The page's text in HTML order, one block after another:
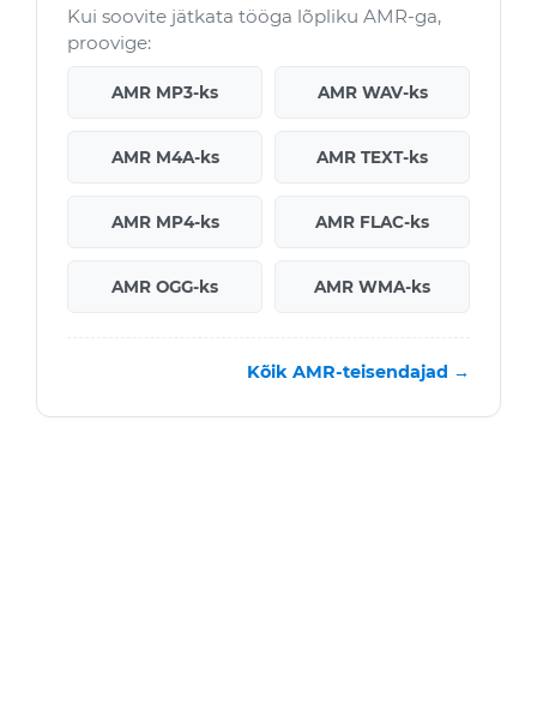
Kui soovite jätkata tööga lõpliku AMR-ga,
proovige:
AMR MP3-ks AMR WAV-ks
AMR M4A-ks AMR TEXT-ks
AMR MP4-ks AMR FLAC-ks
AMR OGG-ks AMR WMA-ks
Kõik AMR-teisendajad →